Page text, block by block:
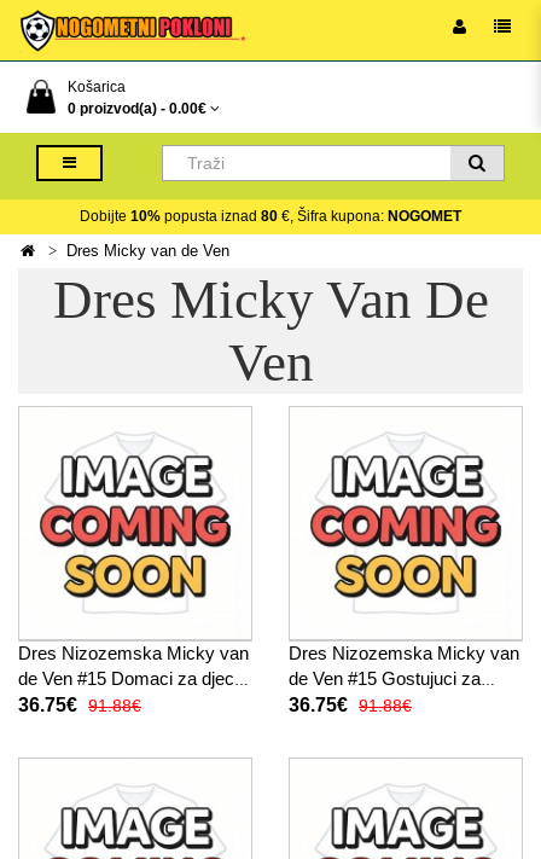
Košarica
0 proizvod(a) - 0.00€
Dobijte 10% popusta iznad 80 €, Šifra kupona: NOGOMET
Dres Micky van de Ven
Dres Micky Van De
Ven
Dres Nizozemska Micky van
de Ven #15 Domaci za djecu
SP 2026 Kratak Rukav (+
36.75€ 91.88€
Dres Nizozemska Micky van
de Ven #15 Gostujuci za
djecu SP 2026 Kratak Rukav
36.75€ 91.88€